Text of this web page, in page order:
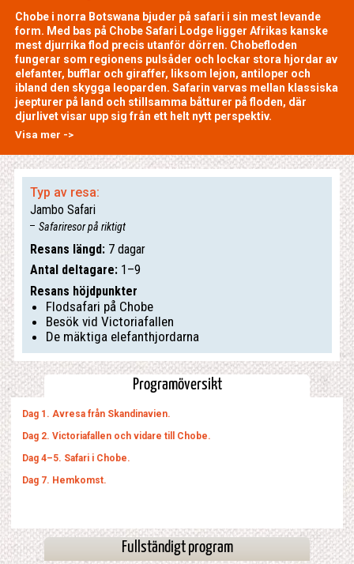
Chobe i norra Botswana bjuder på safari i sin mest levande
form. Med bas på Chobe Safari Lodge ligger Afrikas kanske
mest djurrika flod precis utanför dörren. Chobefloden
fungerar som regionens pulsåder och lockar stora hjordar av
elefanter, bufflar och giraffer, liksom lejon, antiloper och
ibland den skygga leoparden. Safarin varvas mellan klassiska
jeepturer på land och stillsamma båtturer på floden, där
djurlivet visar upp sig från ett helt nytt perspektiv.
Visa mer ->
Typ av resa:
Jambo Safari
Safariresor på riktigt
Resans längd: 7 dagar
Antal deltagare: 1–9
Resans höjdpunkter
Flodsafari på Chobe
Besök vid Victoriafallen
De mäktiga elefanthjordarna
Programöversikt
Dag 1. Avresa från Skandinavien.
Dag 2. Victoriafallen och vidare till Chobe.
Dag 4–5. Safari i Chobe.
Dag 7. Hemkomst.
Fullständigt program